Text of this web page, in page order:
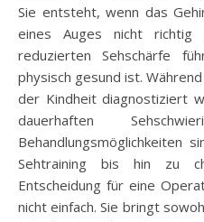
Sie entsteht, wenn das
eines Auges nicht
reduzierten Sehschärfe
physisch gesund ist.
der Kindheit diagnostiziert
dauerhaften
Behandlungsmöglichkeiten
Sehtraining bis hin zu
Entscheidung für eine
nicht einfach. Sie bringt